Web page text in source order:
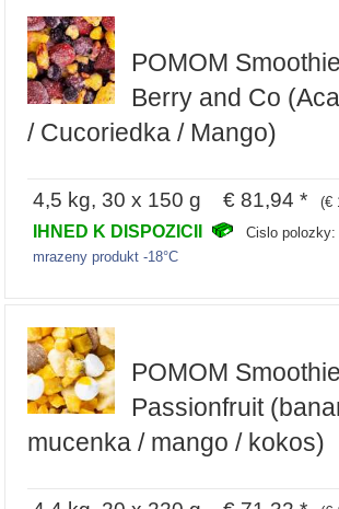
POMOM
Berry and Co
/ Cucoriedka / Mango)
4,5 kg, 30 x 150 g € 81,94 * (€
IHNED K DISPOZICII
Cislo polozky:
mrazeny produkt -18°C
POMOM
Passionfruit
mucenka / mango / kokos)